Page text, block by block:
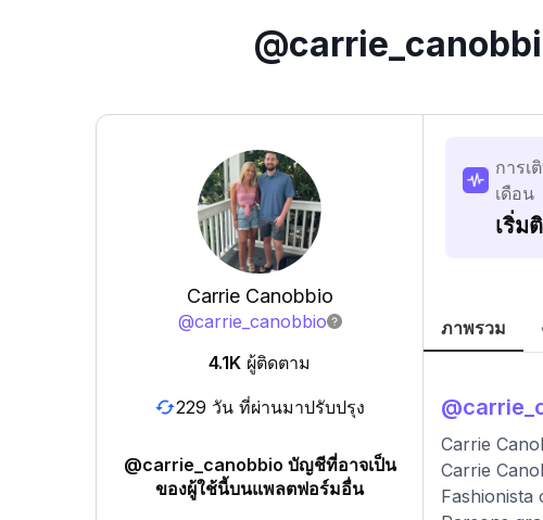
Carrie Canobbio
@carrie_canobbio
4.1K ผู้ติดตาม
229 วัน ที่ผ่านมาปรับปรุง
@carrie_canobbio บัญชีที่อาจเป็น
ของผู้ใช้นี้บนแพลตฟอร์มอื่น
การเ
เดือน
เริ่ม
ภาพรวม
@
Carrie
Carrie
Fashionista